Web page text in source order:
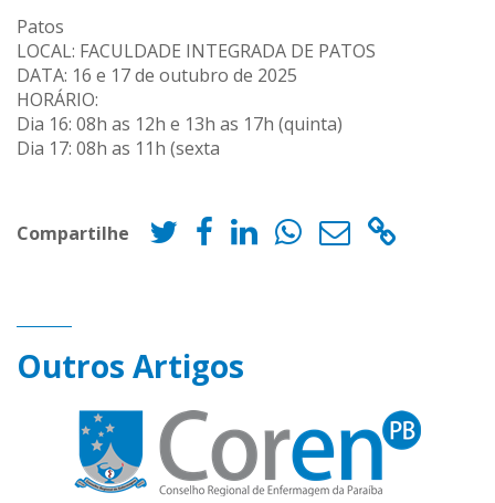
Patos
LOCAL: FACULDADE INTEGRADA DE PATOS
DATA: 16 e 17 de outubro de 2025
HORÁRIO:
Dia 16: 08h as 12h e 13h as 17h (quinta)
Dia 17: 08h as 11h (sexta
Compartilhe
Outros Artigos